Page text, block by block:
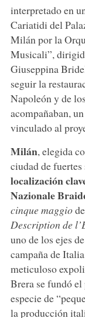
interpretado en
Cariatidi del
Milán por la
Musicali”,
Giuseppina
seguir la
Napoleón y de
acompañaban,
vinculado al
Milán, elegida
ciudad de
localización
Nazionale
cinque maggio
Description de
uno de los ejes
campaña de
meticuloso
Brera se fundó
especie de
la producción